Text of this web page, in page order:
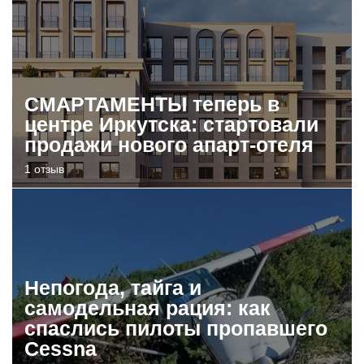
СМАРТАМЕНТЫ теперь в
центре Иркутска: стартовали
продажи нового апарт-отеля
1 отзыв
Непогода, тайга и
самодельная рация: как
спаслись пилоты пропавшего
Cessna